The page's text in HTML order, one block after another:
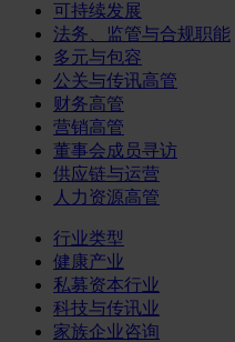
可持续发展
法务、监管与合规职能
多元与包容
公关与传讯高管
财务高管
营销高管
董事会成员寻访
供应链与运营
人力资源高管
行业类型
健康产业
私募资本行业
科技与传讯业
家族企业咨询